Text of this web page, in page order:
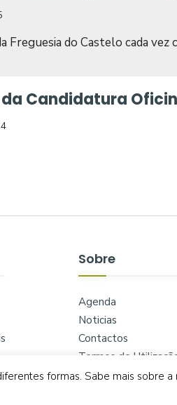
Freguesia do Castelo cada vez
Candidatura
Sobre
Agenda
Noticias
Contactos
Termos de
Política de
formas. Sabe mais sobre a